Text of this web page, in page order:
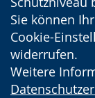
Sie können
Cookie-
widerrufen.
Weitere